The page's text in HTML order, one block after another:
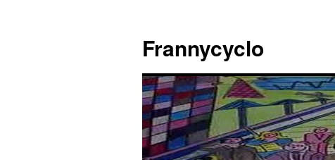
contenu
Frannycyclo